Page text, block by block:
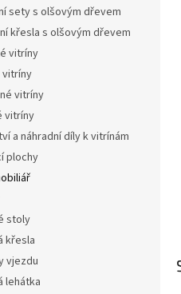
sety s olšovým dřevem
křesla s olšovým dřevem
vitríny
vitríny
vitríny
vitríny
a náhradní díly k vitrínám
plochy
stoly
křesla
vjezdu
lehátka